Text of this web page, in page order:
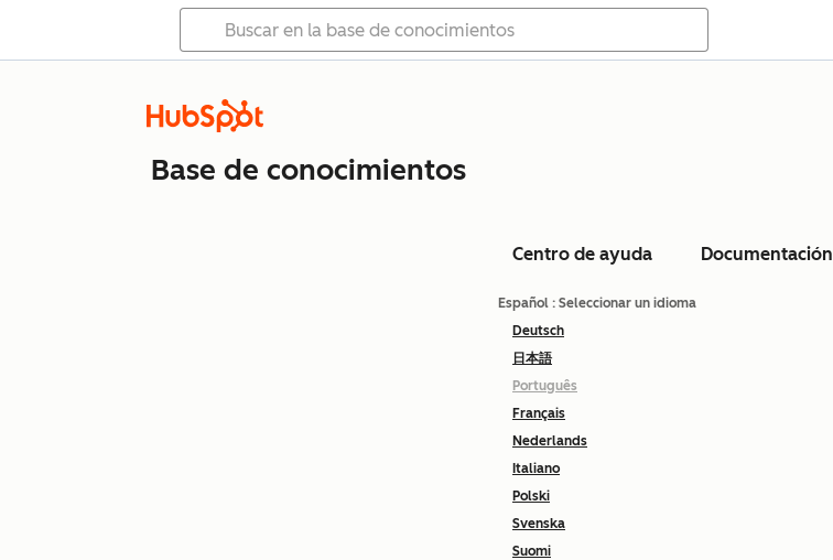
Base de conocimientos
Centro de ayuda Documentación
Español : Seleccionar un idioma
Deutsch
日本語
Português
Français
Nederlands
Italiano
Polski
Svenska
Suomi